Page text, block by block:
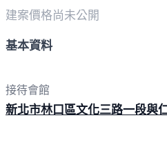
建案價格尚未公開
基本資料
接待會館
新北市林口區文化三路一段與